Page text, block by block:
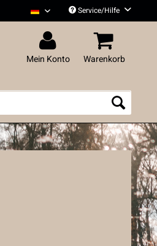
Liedfett DeutschService/Hilfe
Mein Konto Warenkorb